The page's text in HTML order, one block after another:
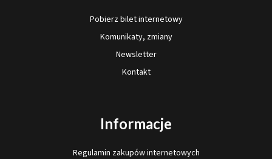
Pobierz bilet internetowy
Komunikaty, zmiany
Newsletter
Kontakt
Informacje
Regulamin zakupów internetowych